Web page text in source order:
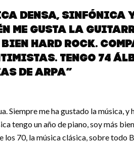
densa, sinfónica
me gusta la
bien hard rock.
Tengo 74
de aRPA”
Siempre me ha gustado la música,
tengo un año de piano, soy más
70, la música clásica, sobre todo